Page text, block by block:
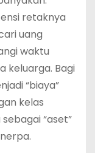
retaknya
uang
waktu
keluarga. Bagi
“biaya”
kelas
“aset”